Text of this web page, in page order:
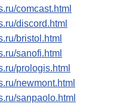
comcast.html
discord.html
bristol.html
sanofi.html
prologis.html
newmont.html
sanpaolo.html